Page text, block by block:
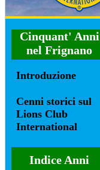
Cinquant' Anni
nel Frignano
Introduzione
Cenni storici sul
Lions Club
International
Indice Anni